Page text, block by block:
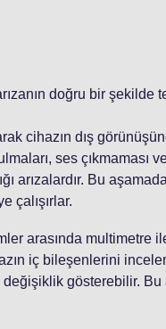
doğru bir şekilde
cihazın dış
ses çıkmaması
arızalardır. Bu
çalışırlar.
arasında multimetre
iç bileşenlerini
gösterebilir. Bu